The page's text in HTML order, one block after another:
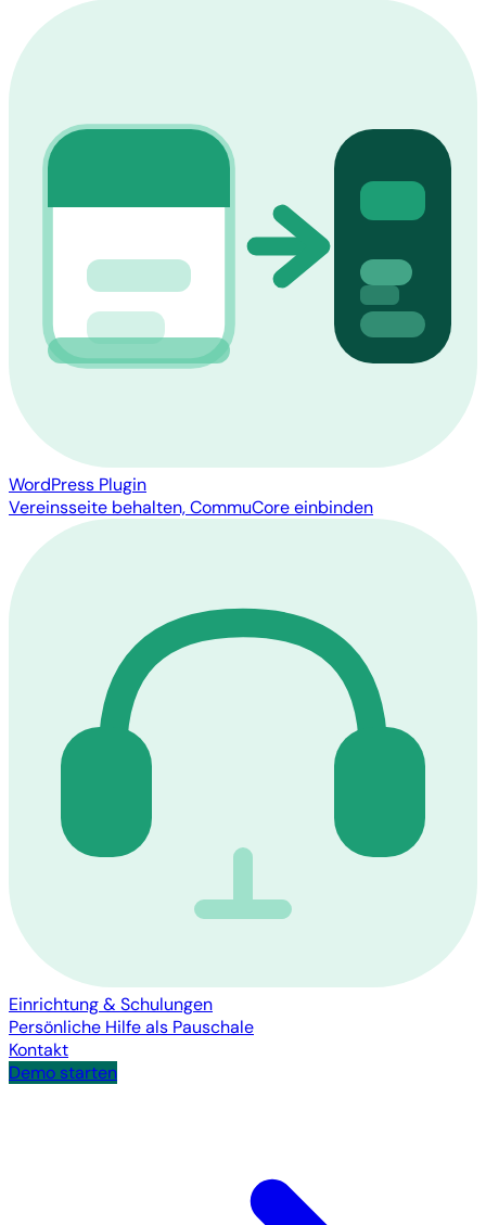
WordPress Plugin
Vereinsseite behalten, CommuCore einbinden
Einrichtung & Schulungen
Persönliche Hilfe als Pauschale
Kontakt
Demo starten